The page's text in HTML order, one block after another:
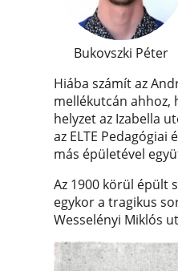
Bukovszki Péter
Hiába számít az
mellékutcán ahhoz,
helyzet az Izabella
az ELTE
más épületével
Az 1900 körül épült
egykor a tragikus
Wesselényi Miklós